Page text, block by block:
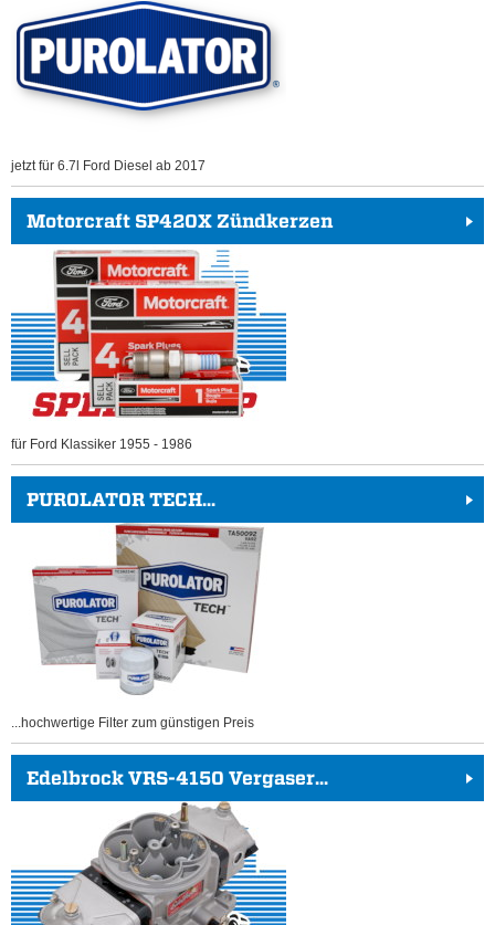
jetzt für 6.7l Ford Diesel ab 2017
Motorcraft SP420X Zündkerzen
für Ford Klassiker 1955 - 1986
PUROLATOR TECH...
...hochwertige Filter zum günstigen Preis
Edelbrock VRS-4150 Vergaser...